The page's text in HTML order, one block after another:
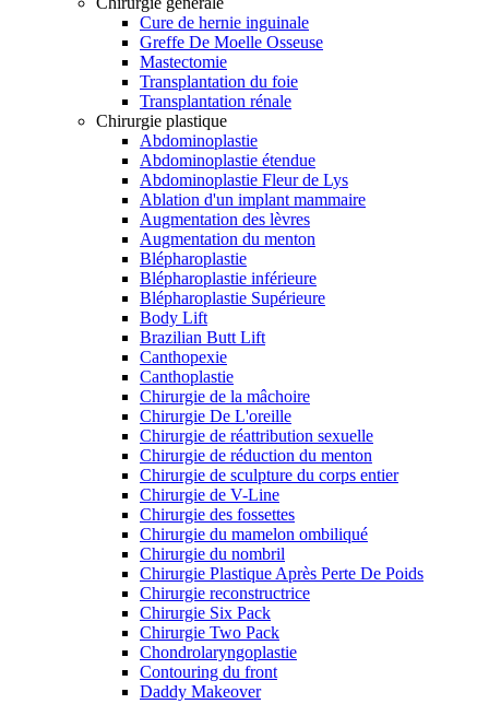
Cure de hernie inguinale
Greffe De Moelle Osseuse
Mastectomie
Transplantation du foie
Transplantation rénale
Chirurgie plastique
Abdominoplastie
Abdominoplastie étendue
Abdominoplastie Fleur de Lys
Ablation d'un implant mammaire
Augmentation des lèvres
Augmentation du menton
Blépharoplastie
Blépharoplastie inférieure
Blépharoplastie Supérieure
Body Lift
Brazilian Butt Lift
Canthopexie
Canthoplastie
Chirurgie de la mâchoire
Chirurgie De L'oreille
Chirurgie de réattribution sexuelle
Chirurgie de réduction du menton
Chirurgie de sculpture du corps entier
Chirurgie de V-Line
Chirurgie des fossettes
Chirurgie du mamelon ombiliqué
Chirurgie du nombril
Chirurgie Plastique Après Perte De Poids
Chirurgie reconstructrice
Chirurgie Six Pack
Chirurgie Two Pack
Chondrolaryngoplastie
Contouring du front
Daddy Makeover